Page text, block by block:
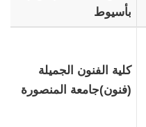
بأسيوط
كلية الفنون الجميلة
(فنون)جامعة المنصورة